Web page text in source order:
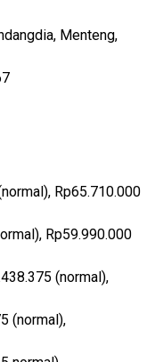
Menteng,
Rp65.710.000
Rp59.990.000
(normal),
(normal),